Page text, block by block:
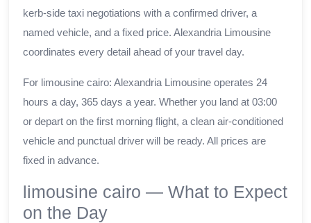
kerb-side taxi negotiations with a confirmed driver, a
named vehicle, and a fixed price. Alexandria Limousine
coordinates every detail ahead of your travel day.
For limousine cairo: Alexandria Limousine operates 24
hours a day, 365 days a year. Whether you land at 03:00
or depart on the first morning flight, a clean air-conditioned
vehicle and punctual driver will be ready. All prices are
fixed in advance.
limousine cairo — What to Expect
on the Day